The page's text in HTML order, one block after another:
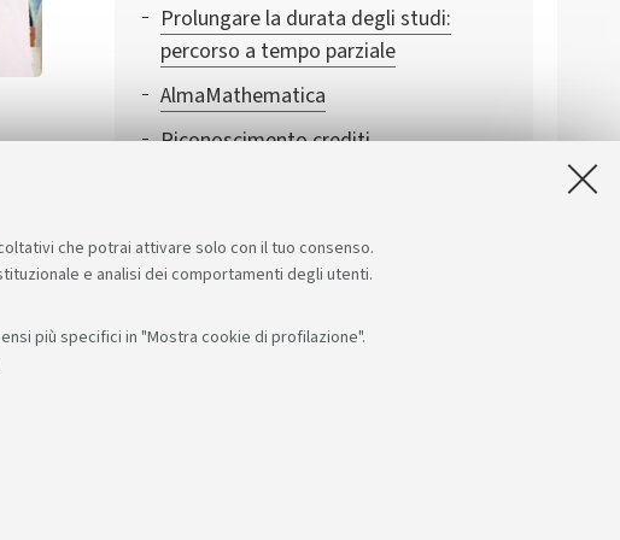
che potrai attivare solo con il tuo consenso.
e analisi dei comportamenti degli utenti.
più specifici in "Mostra cookie di profilazione".
Prolungare la durata degli studi:
percorso a tempo parziale
AlmaMathematica
Riconoscimento crediti
- CF: 80007010376